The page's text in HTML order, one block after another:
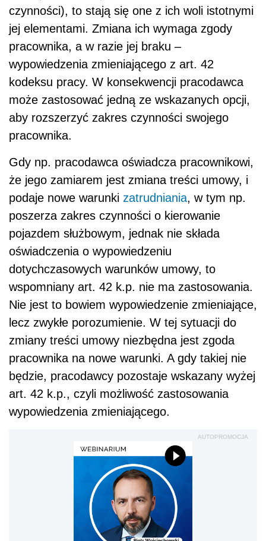
czynności), to stają się one z ich woli istotnymi
jej elementami. Zmiana ich wymaga zgody
pracownika, a w razie jej braku –
wypowiedzenia zmieniającego z art. 42
kodeksu pracy. W konsekwencji pracodawca
może zastosować jedną ze wskazanych opcji,
aby rozszerzyć zakres czynności swojego
pracownika.
Gdy np. pracodawca oświadcza pracownikowi,
że jego zamiarem jest zmiana treści umowy, i
podaje nowe warunki zatrudniania, w tym np.
poszerza zakres czynności o kierowanie
pojazdem służbowym, jednak nie składa
oświadczenia o wypowiedzeniu
dotychczasowych warunków umowy, to
wspomniany art. 42 k.p. nie ma zastosowania.
Nie jest to bowiem wypowiedzenie zmieniające,
lecz zwykłe porozumienie. W tej sytuacji do
zmiany treści umowy niezbędna jest zgoda
pracownika na nowe warunki. A gdy takiej nie
będzie, pracodawcy pozostaje wskazany wyżej
art. 42 k.p., czyli możliwość zastosowania
wypowiedzenia zmieniającego.
AUTOPROMOCJA